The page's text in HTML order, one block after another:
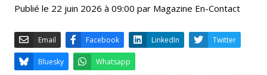
Publié le 22 juin 2026 à 09:00 par Magazine En-Contact